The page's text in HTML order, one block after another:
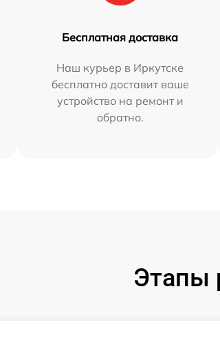
Бесплатная доставка
Наш курьер в Иркутске
бесплатно доставит ваше
устройство на ремонт и
обратно.
Этапы